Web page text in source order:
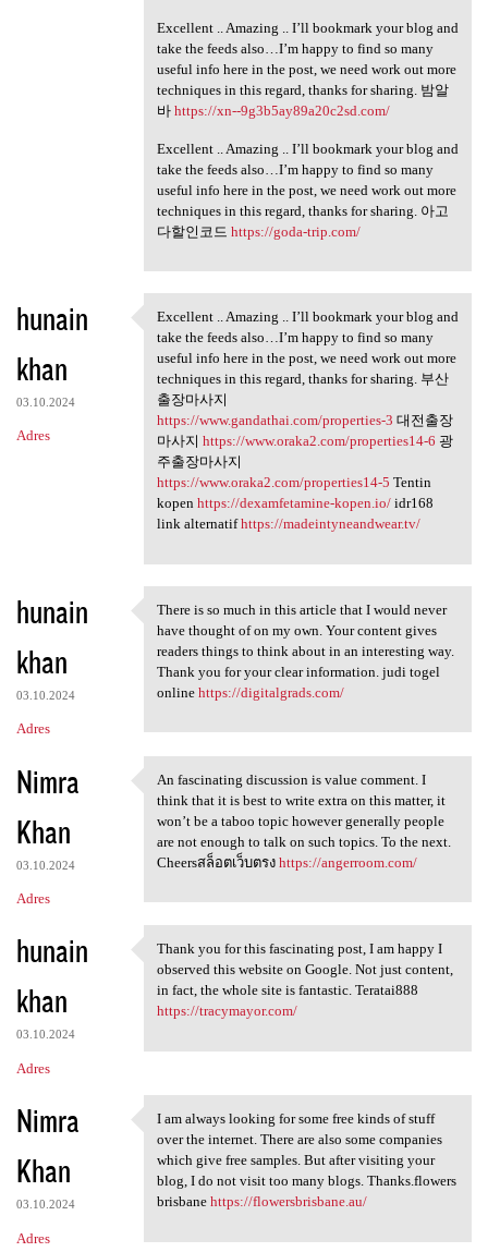
Excellent .. Amazing .. I’ll bookmark your blog and
take the feeds also…I’m happy to find so many
useful info here in the post, we need work out more
techniques in this regard, thanks for sharing. 밤알
바 https://xn--9g3b5ay89a20c2sd.com/
Excellent .. Amazing .. I’ll bookmark your blog and
take the feeds also…I’m happy to find so many
useful info here in the post, we need work out more
techniques in this regard, thanks for sharing. 아고
다할인코드 https://goda-trip.com/
hunain
khan
03.10.2024
Adres
Excellent .. Amazing .. I’ll
Excellent .. Amazing .. I’ll bookmark your blog and
take the feeds also…I’m happy to find so many
useful info here in the post, we need work out more
techniques in this regard, thanks for sharing. 부산
출장마사지
https://www.gandathai.com/properties-3 대전출장
마사지 https://www.oraka2.com/properties14-6 광
주출장마사지
https://www.oraka2.com/properties14-5 Tentin
kopen https://dexamfetamine-kopen.io/idr168
link alternatifhttps://madeintyneandwear.tv/
hunain
khan
03.10.2024
Adres
There is so much in this
There is so much in this article that I would never
have thought of on my own. Your content gives
readers things to think about in an interesting way.
Thank you for your clear information. judi togel
online https://digitalgrads.com/
Nimra
Khan
03.10.2024
Adres
An fascinating discussion is
An fascinating discussion is value comment. I
think that it is best to write extra on this matter, it
won’t be a taboo topic however generally people
are not enough to talk on such topics. To the next.
Cheersสล็อตเว็บตรง https://angerroom.com/
hunain
khan
03.10.2024
Adres
Thank you for this
Thank you for this fascinating post, I am happy I
observed this website on Google. Not just content,
in fact, the whole site is fantastic. Teratai888
https://tracymayor.com/
Nimra
Khan
03.10.2024
Adres
I am always looking for some
I am always looking for some free kinds of stuff
over the internet. There are also some companies
which give free samples. But after visiting your
blog, I do not visit too many blogs. Thanks.flowers
brisbane https://flowersbrisbane.au/